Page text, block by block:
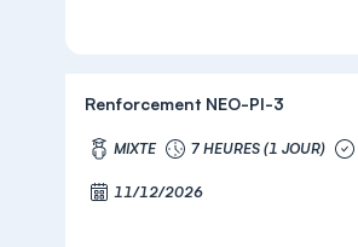
Renforcement NEO-PI-3
MIXTE 7 HEURES (1 JOUR)
11/12/2026